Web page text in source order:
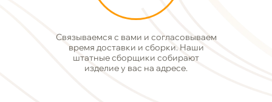
Связываемся с вами и согласовываем
время доставки и сборки. Наши
штатные сборщики собирают
изделие у вас на адресе.